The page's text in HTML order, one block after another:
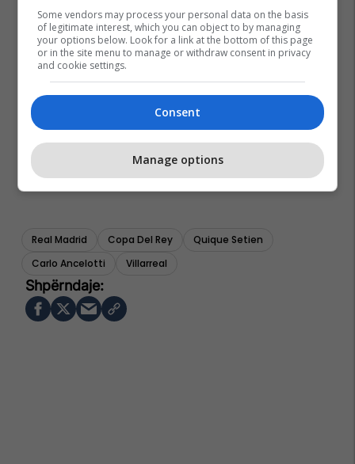
Real Madrid Copa Del Rey
Quique Setien
Carlo Ancelotti
Villarreal
Some vendors may process your personal data on the basis
of legitimate interest, which you can object to by managing
your options below. Look for a link at the bottom of this page
or in the site menu to manage or withdraw consent in privacy
and cookie settings.
Consent
Manage options